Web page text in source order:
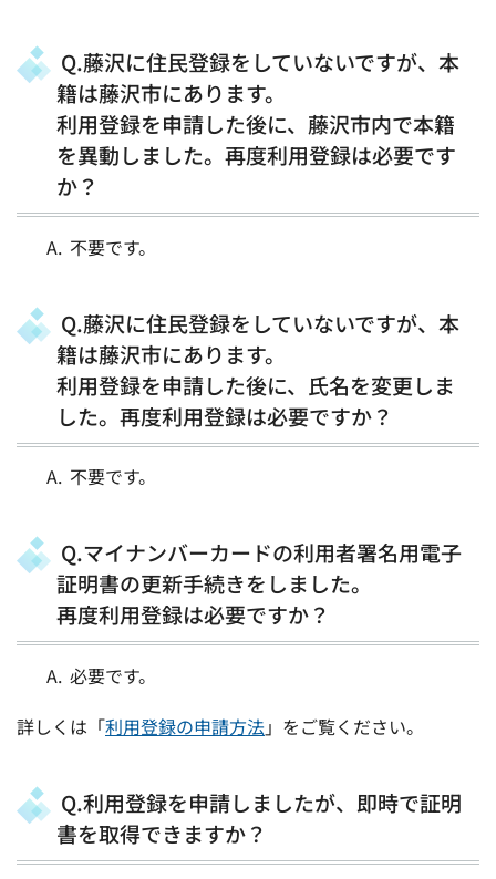
Q.藤沢に住民登録をしていないですが、本
籍は藤沢市にあります。
利用登録を申請した後に、藤沢市内で本籍
を異動しました。再度利用登録は必要です
か？
不要です。
Q.藤沢に住民登録をしていないですが、本
籍は藤沢市にあります。
利用登録を申請した後に、氏名を変更しま
した。再度利用登録は必要ですか？
不要です。
Q.マイナンバーカードの利用者署名用電子
証明書の更新手続きをしました。
再度利用登録は必要ですか？
必要です。
詳しくは「利用登録の申請方法​」をご覧ください。​​​​​​
Q.利用登録を申請しましたが、即時で証明
書を取得できますか？